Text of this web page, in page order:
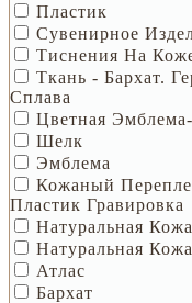
Пластик
Сувенирное
Тиснения На
Ткань - Бархат.
Сплава
Цветная
Шелк
Эмблема
Кожаный
Пластик Гравировка
Натуральная Кожа
Натуральная Кожа
Атлас
Бархат